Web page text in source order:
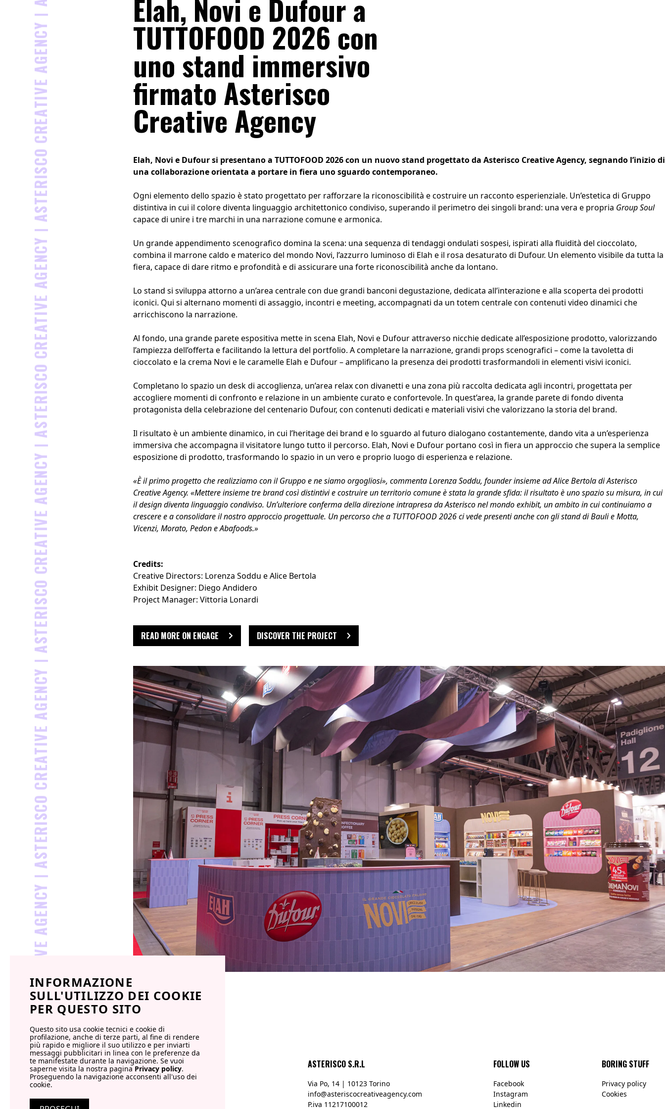
ASTERISCO CREATIVE AGENCY |
ASTERISCO CREATIVE AGENCY |
ASTERISCO CREATIVE AGENCY |
ASTERISCO CREATIVE AGENCY |
ASTERISCO CREATIVE AGENCY | Elah, Novi e Dufour a
TUTTOFOOD 2026 con
uno stand immersivo
firmato Asterisco
Creative Agency
Elah, Novi e Dufour si presentano a TUTTOFOOD 2026 con un nuovo stand progettato da Asterisco Creative Agency, segnando l’inizio di
una collaborazione orientata a portare in fiera uno sguardo contemporaneo.
Ogni elemento dello spazio è stato progettato per rafforzare la riconoscibilità e costruire un racconto esperienziale. Un’estetica di Gruppo
distintiva in cui il colore diventa linguaggio architettonico condiviso, superando il perimetro dei singoli brand: una vera e propria Group Soul
capace di unire i tre marchi in una narrazione comune e armonica.
Un grande appendimento scenografico domina la scena: una sequenza di tendaggi ondulati sospesi, ispirati alla fluidità del cioccolato,
combina il marrone caldo e materico del mondo Novi, l’azzurro luminoso di Elah e il rosa desaturato di Dufour. Un elemento visibile da tutta la
fiera, capace di dare ritmo e profondità e di assicurare una forte riconoscibilità anche da lontano.
Lo stand si sviluppa attorno a un’area centrale con due grandi banconi degustazione, dedicata all’interazione e alla scoperta dei prodotti
iconici. Qui si alternano momenti di assaggio, incontri e meeting, accompagnati da un totem centrale con contenuti video dinamici che
arricchiscono la narrazione.
Al fondo, una grande parete espositiva mette in scena Elah, Novi e Dufour attraverso nicchie dedicate all’esposizione prodotto, valorizzando
l’ampiezza dell’offerta e facilitando la lettura del portfolio. A completare la narrazione, grandi props scenografici – come la tavoletta di
cioccolato e la crema Novi e le caramelle Elah e Dufour – amplificano la presenza dei prodotti trasformandoli in elementi visivi iconici.
Completano lo spazio un desk di accoglienza, un’area relax con divanetti e una zona più raccolta dedicata agli incontri, progettata per
accogliere momenti di confronto e relazione in un ambiente curato e confortevole. In quest’area, la grande parete di fondo diventa
protagonista della celebrazione del centenario Dufour, con contenuti dedicati e materiali visivi che valorizzano la storia del brand.
Il risultato è un ambiente dinamico, in cui l’heritage dei brand e lo sguardo al futuro dialogano costantemente, dando vita a un’esperienza
immersiva che accompagna il visitatore lungo tutto il percorso. Elah, Novi e Dufour portano così in fiera un approccio che supera la semplice
esposizione di prodotto, trasformando lo spazio in un vero e proprio luogo di esperienza e relazione.
«È il primo progetto che realizziamo con il Gruppo e ne siamo orgogliosi», commenta Lorenza Soddu, founder insieme ad Alice Bertola di Asterisco
Creative Agency. «Mettere insieme tre brand così distintivi e costruire un territorio comune è stata la grande sfida: il risultato è uno spazio su misura, in cui
il design diventa linguaggio condiviso. Un’ulteriore conferma della direzione intrapresa da Asterisco nel mondo exhibit, un ambito in cui continuiamo a
crescere e a consolidare il nostro approccio progettuale. Un percorso che a TUTTOFOOD 2026 ci vede presenti anche con gli stand di Bauli e Motta,
Vicenzi, Morato, Pedon e Abafoods.»
Credits:
Creative Directors: Lorenza Soddu e Alice Bertola
Exhibit Designer: Diego Andidero
Project Manager: Vittoria Lonardi
READ MORE ON ENGAGE DISCOVER THE PROJECT
Asterischi are more
dangerous than comma
ASTERISCO S.R.L
Via Po, 14 | 10123 Torino
info@asteriscocreativeagency.com
P.iva 11217100012
FOLLOW US
Facebook
Instagram
Linkedin
BORING STUFF
Privacy policy
Cookies
INFORMAZIONE
SULL'UTILIZZO DEI COOKIE
PER QUESTO SITO
Questo sito usa cookie tecnici e cookie di
profilazione, anche di terze parti, al fine di rendere
più rapido e migliore il suo utilizzo e per inviarti
messaggi pubblicitari in linea con le preferenze da
te manifestate durante la navigazione. Se vuoi
saperne visita la nostra paginaPrivacy policy.
Proseguendo la navigazione acconsenti all'uso dei
cookie.